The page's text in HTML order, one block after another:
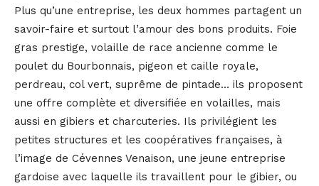
Plus qu’une entreprise, les deux hommes partagent un
savoir-faire et surtout l’amour des bons produits. Foie
gras prestige, volaille de race ancienne comme le
poulet du Bourbonnais, pigeon et caille royale,
perdreau, col vert, suprême de pintade… ils proposent
une offre complète et diversifiée en volailles, mais
aussi en gibiers et charcuteries. Ils privilégient les
petites structures et les coopératives françaises, à
l’image de Cévennes Venaison, une jeune entreprise
gardoise avec laquelle ils travaillent pour le gibier, ou